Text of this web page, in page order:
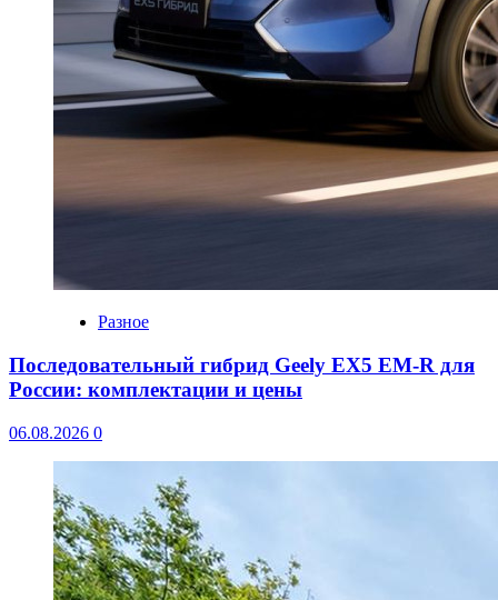
Разное
Последовательный гибрид Geely EX5 EM-R для
России: комплектации и цены
06.08.2026 0